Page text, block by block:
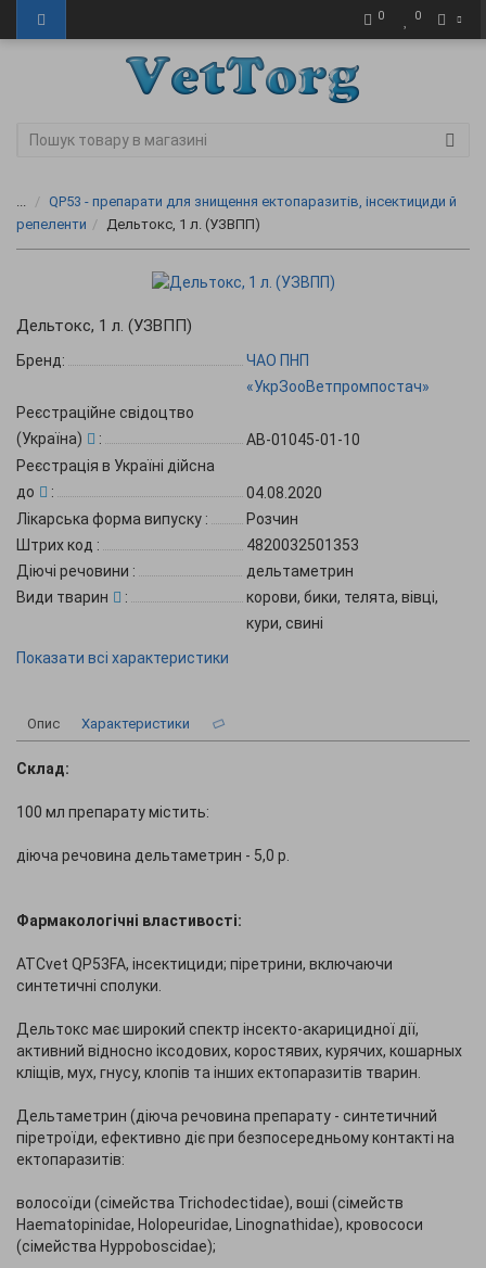
0 0
...
QP53 - препарати для знищення ектопаразитів, інсектициди й
репеленти
Дельтокс, 1 л. (УЗВПП)
Дельтокс, 1 л. (УЗВПП)
Бренд:
ЧАО ПНП
«УкрЗооВетпромпостач»
Реєстраційне свідоцтво
(Україна)
:
АВ-01045-01-10
Реєстрація в Україні дійсна
до
:
04.08.2020
Лікарська форма випуску :
Розчин
Штрих код :
4820032501353
Діючі речовини :
дельтаметрин
Види тварин
:
корови, бики, телята, вівці,
кури, свині
Показати всі характеристики
Опис Характеристики
Склад:
100 мл препарату містить:
діюча речовина дельтаметрин - 5,0 р.
Фармакологічні властивості:
ATCvet QP53FA, інсектициди; піретрини, включаючи
синтетичні сполуки.
Дельтокс має широкий спектр інсекто-акарицидної дії,
активний відносно іксодових, коростявих, курячих, кошарных
кліщів, мух, гнусу, клопів та інших ектопаразитів тварин.
Дельтаметрин (діюча речовина препарату - синтетичний
піретроїди, ефективно діє при безпосередньому контакті на
ектопаразитів:
волосоїди (сімейства Trichodectidae), воші (сімейств
Наеmatopinidae, Holopeuridae, Linognathidae), кровососи
(сімейства Hyppoboscidae);